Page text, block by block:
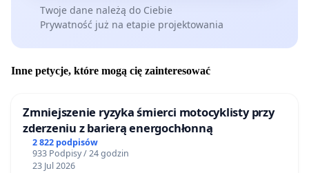
Twoje dane należą do Ciebie
Prywatność już na etapie projektowania
Inne petycje, które mogą cię zainteresować
Zmniejszenie ryzyka śmierci motocyklisty przy
zderzeniu z barierą energochłonną
2 822 podpisów
933 Podpisy / 24 godzin
23 Jul 2026